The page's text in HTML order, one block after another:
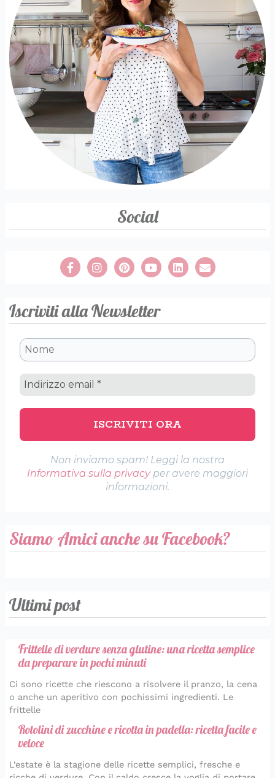
Social
Iscriviti alla Newsletter
Non inviamo spam! Leggi la nostra
Informativa sulla privacyper avere maggiori
informazioni.
Siamo Amici anche su Facebook?
Ultimi post
Frittelle di verdure senza glutine: una ricetta semplice
da preparare in pochi minuti
Ci sono ricette che riescono a risolvere il pranzo, la cena
o anche un aperitivo con pochissimi ingredienti. Le
frittelle
Rotolini di zucchine e ricotta in padella: ricetta facile e
veloce
L’estate è la stagione delle ricette semplici, fresche e